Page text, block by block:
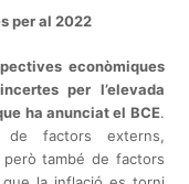
per al 2022
econòmiques
per l’elevada
ha anunciat el BCE.
factors externs,
però també de factors